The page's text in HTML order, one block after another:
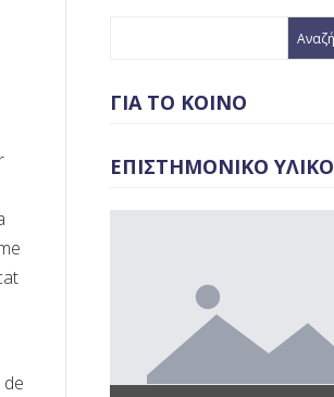
ΓΙΑ ΤΟ ΚΟΙΝΟ
ΕΠΙΣΤΗΜΟΝΙΚΟ ΥΛΙΚΟ